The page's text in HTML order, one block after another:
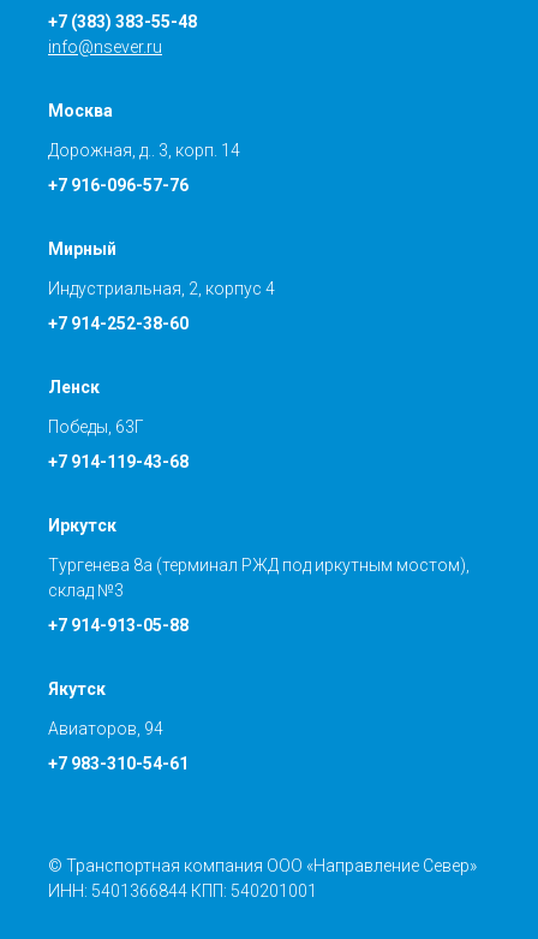
+7 (383) 383-55-48
info@nsever.ru
Москва
Дорожная, д.. 3, корп. 14
+7 916-096-57-76
Мирный
Индустриальная, 2, корпус 4
+7 914-252-38-60
Ленск
Победы, 63Г
+7 914-119-43-68
Иркутск
Тургенева 8а (терминал РЖД под иркутным мостом),
склад №3
+7 914-913-05-88
Якутск
Авиаторов, 94
+7 983-310-54-61
© Транспортная компания ООО «Направление Север»
ИНН: 5401366844 КПП: 540201001